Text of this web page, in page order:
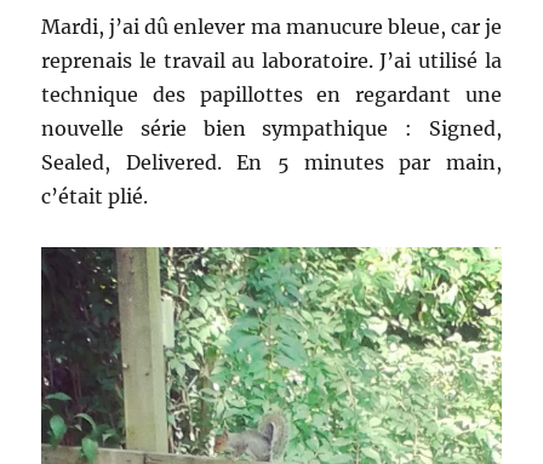
Mardi, j’ai dû enlever ma manucure bleue, car je
reprenais le travail au laboratoire. J’ai utilisé la
technique des papillottes en regardant une
nouvelle série bien sympathique : Signed,
Sealed, Delivered. En 5 minutes par main,
c’était plié.